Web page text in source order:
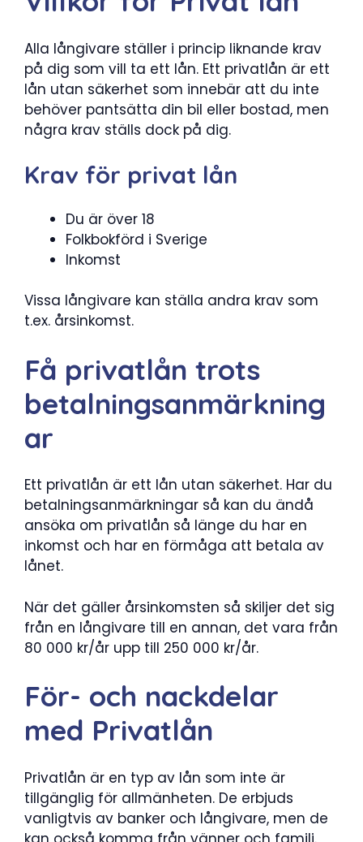
Alla långivare ställer i princip liknande krav
på dig som vill ta ett lån. Ett privatlån är ett
lån utan säkerhet som innebär att du inte
behöver pantsätta din bil eller bostad, men
några krav ställs dock på dig.
Krav för privat lån
Du är över 18
Folkbokförd i Sverige
Inkomst
Vissa långivare kan ställa andra krav som
t.ex. årsinkomst.
Få privatlån trots
betalningsanmärkning
ar
Ett privatlån är ett lån utan säkerhet. Har du
betalningsanmärkningar så kan du ändå
ansöka om privatlån så länge du har en
inkomst och har en förmåga att betala av
lånet.
När det gäller årsinkomsten så skiljer det sig
från en långivare till en annan, det vara från
80 000 kr/år upp till 250 000 kr/år.
För- och nackdelar
med Privatlån
Privatlån är en typ av lån som inte är
tillgänglig för allmänheten. De erbjuds
vanligtvis av banker och långivare, men de